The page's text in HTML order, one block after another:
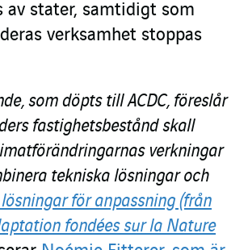
av stater, samtidigt som
verksamhet stoppas
som döpts till ACDC, föreslår
fastighetsbestånd skall
verkningar
tekniska lösningar och
för anpassning (från
fondées sur la Nature